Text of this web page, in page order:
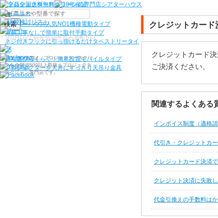
検索 クレジットカー
クレジットカード
ご決済ください。
関連するよくある
インボイス制度（適格
代引き・クレジットカ
クレジットカード決済
クレジット決済に失敗
代金引換えの手数料は
機種から選ぶ
シアターハウス人気NO1機種電動タイプ
電源工事なしで簡単に取付手動タイプ
ネジ付きフックに引っ掛けるだけタペストリータイ
プ
持ち運びらくらく！簡単設置モバイルタイプ
プロジェクターを天井にすっきり 天吊り金具
〒910-0122 福井県福井市石盛町613
シアターハウスは、プロジェクタースクリ
ーンを全部で500以上取扱うプロジェクタ
ースクリーン専門店です。